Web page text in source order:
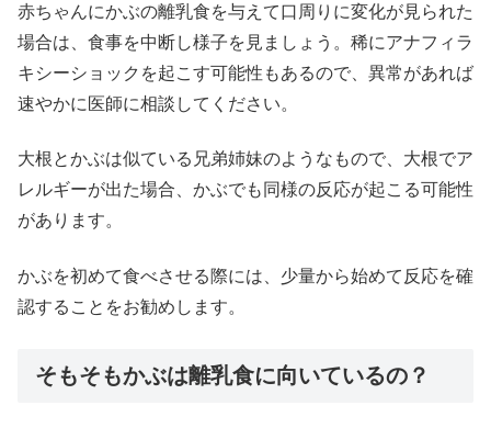
赤ちゃんにかぶの離乳食を与えて口周りに変化が見られた
場合は、食事を中断し様子を見ましょう。稀にアナフィラ
キシーショックを起こす可能性もあるので、異常があれば
速やかに医師に相談してください。
大根とかぶは似ている兄弟姉妹のようなもので、大根でア
レルギーが出た場合、かぶでも同様の反応が起こる可能性
があります。
かぶを初めて食べさせる際には、少量から始めて反応を確
認することをお勧めします。
そもそもかぶは離乳食に向いているの？